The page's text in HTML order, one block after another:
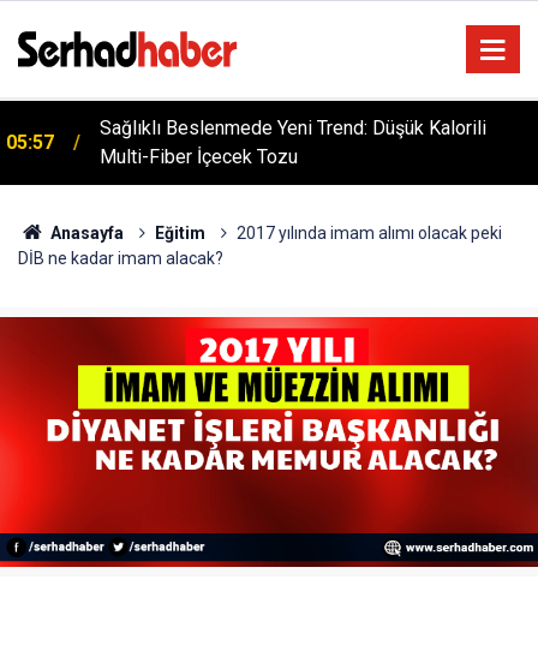
05:57
Sağlıklı Beslenmede Yeni Trend: Düşük Kalorili
Multi-Fiber İçecek Tozu
Anasayfa Eğitim
2017 yılında imam alımı olacak peki
DİB ne kadar imam alacak?